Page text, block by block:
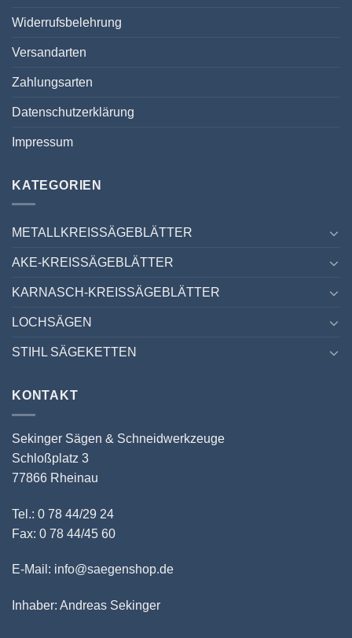
Widerrufsbelehrung
Versandarten
Zahlungsarten
Datenschutzerklärung
Impressum
KATEGORIEN
METALLKREISSÄGEBLÄTTER
AKE-KREISSÄGEBLÄTTER
KARNASCH-KREISSÄGEBLÄTTER
LOCHSÄGEN
STIHL SÄGEKETTEN
KONTAKT
Sekinger Sägen & Schneidwerkzeuge
Schloßplatz 3
77866 Rheinau
Tel.: 0 78 44/29 24
Fax: 0 78 44/45 60
E-Mail: info@saegenshop.de
Inhaber: Andreas Sekinger